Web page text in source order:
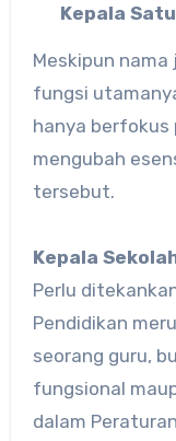
Kepala
Meskipun
fungsi
hanya
mengubah
tersebut.
Kepala
Perlu
Pendidikan
seorang guru,
fungsional
dalam